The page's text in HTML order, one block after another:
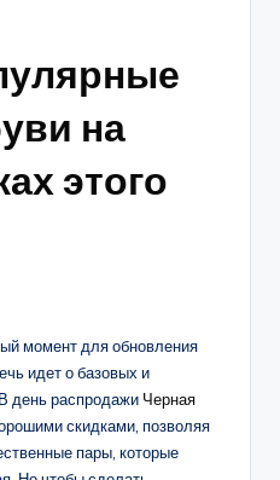
на
этого
момент для обновления
идет о базовых и
день распродажи Черная
скидками, позволяя
пары, которые